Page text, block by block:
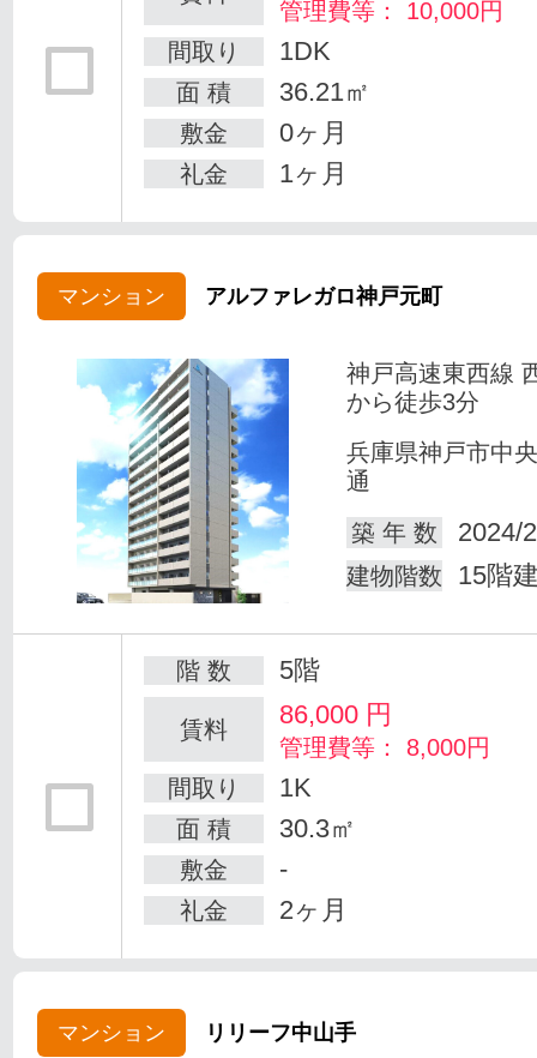
管理費等： 10,000円
間取り
1DK
面 積 36.21㎡
敷金 0ヶ月
礼金 1ヶ月
マンション アルファレガロ神戸元町
神戸高速東西線
から徒歩3分
兵庫県神戸市中
通
築 年 数
2024/
建物階数 15階
階 数 5階
賃料 86,000 円
管理費等： 8,000円
間取り
1K
面 積 30.3㎡
敷金 -
礼金 2ヶ月
マンション リリーフ中山手